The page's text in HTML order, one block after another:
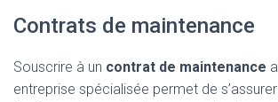
Contrats de maintenance
Souscrire à un contrat de maintenance
entreprise spécialisée permet de